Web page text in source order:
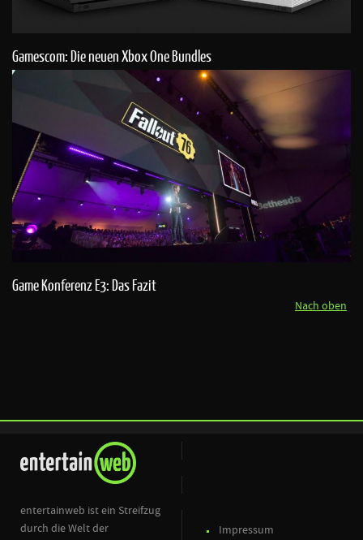
Gamescom: Die neuen Xbox One Bundles
Game Konferenz E3: Das Fazit
Nach oben
entertainweb ist ein Streifzug
durch die Welt der
Impressum